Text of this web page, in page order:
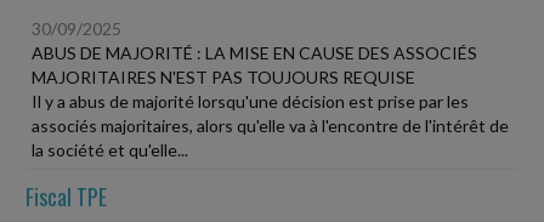
30/09/2025
ABUS DE MAJORITÉ : LA MISE EN CAUSE DES ASSOCIÉS
MAJORITAIRES N'EST PAS TOUJOURS REQUISE
Il y a abus de majorité lorsqu'une décision est prise par les
associés majoritaires, alors qu'elle va à l'encontre de l'intérêt de
la société et qu'elle...
Fiscal TPE